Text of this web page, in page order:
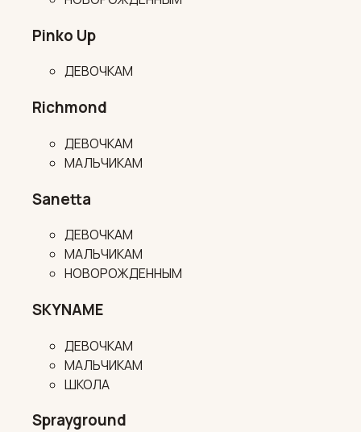
Pinko Up
ДЕВОЧКАМ
Richmond
ДЕВОЧКАМ
МАЛЬЧИКАМ
Sanetta
ДЕВОЧКАМ
МАЛЬЧИКАМ
НОВОРОЖДЕННЫМ
SKYNAME
ДЕВОЧКАМ
МАЛЬЧИКАМ
ШКОЛА
Sprayground